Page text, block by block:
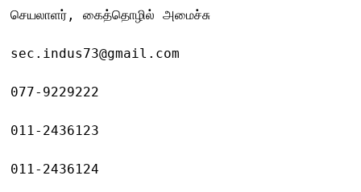
செயலாளர், கைத்தொழில் அமைச்சு
sec.indus73@gmail.com
077-9229222
011-2436123
011-2436124